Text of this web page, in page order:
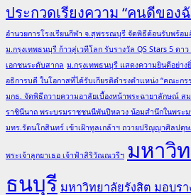
ประกวดเรียงความ “คนดีของ
อำนวยการโรงเรียนกีฬา จ.สุพรรณบุรี จัดพิธีต้อนรับพร้อ
ม.กรุงเทพธนบุรี ก้าวสู่เวทีโลก รับรางวัล QS Stars 5 ดา
เอกชนระดับสากล ม.กรุงเทพธนบุรี แสดงความยินดีอย่าง
อธิการบดี ในโอกาสที่ได้รับเกียรติดำรงตำแหน่ง “คณะก
มกธ. จัดพิธีถวายความอาลัยเบื้องหน้าพระฉายาลักษณ์ ส
ราชินีนาถ พระบรมราชชนนีพันปีหลวง น้อมสำนึกในพร
มทร.รัตนโกสินทร์ เข้าเฝ้าทูลเกล้าฯ ถวายปริญญาศิลป
พระเจ้าลูกยาเธอ เจ้าฟ้าสิริวัณณวรีฯ มหาวิ
ธนบุรี มหาวิทยาลัยรังสิต มอบร